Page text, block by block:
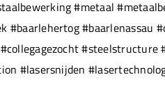
#metaal
#baarlehertog #baarlenassau
#steelstructure
#lasersnijden